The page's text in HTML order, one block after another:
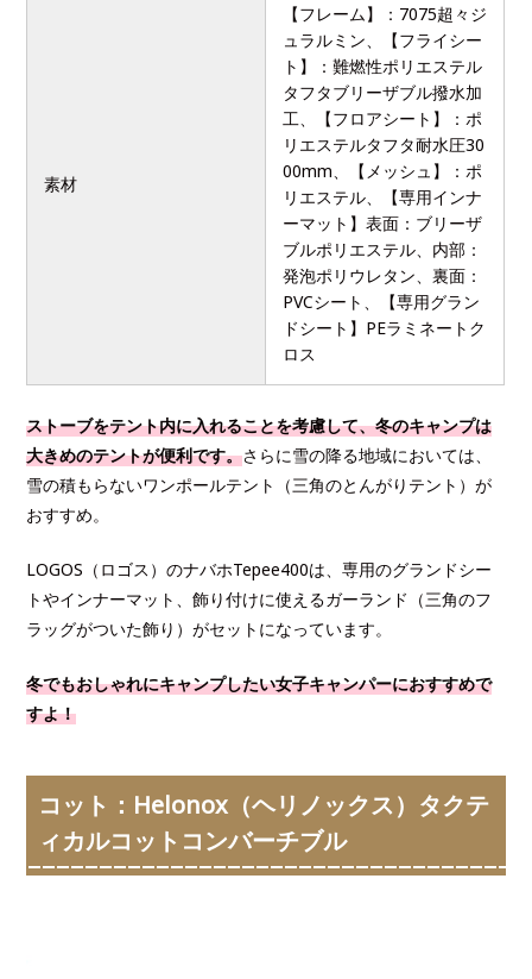
素材
【フレーム】：7075超々ジ
ュラルミン、【フライシー
ト】：難燃性ポリエステル
タフタブリーザブル撥水加
工、【フロアシート】：ポ
リエステルタフタ耐水圧30
00mm、【メッシュ】：ポ
リエステル、【専用インナ
ーマット】表面：ブリーザ
ブルポリエステル、内部：
発泡ポリウレタン、裏面：
PVCシート、【専用グラン
ドシート】PEラミネートク
ロス
ストーブをテント内に入れることを考慮して、冬のキャンプは
大きめのテントが便利です。さらに雪の降る地域においては、
雪の積もらないワンポールテント（三角のとんがりテント）が
おすすめ。
LOGOS（ロゴス）のナバホTepee400は、専用のグランドシー
トやインナーマット、飾り付けに使えるガーランド（三角のフ
ラッグがついた飾り）がセットになっています。
冬でもおしゃれにキャンプしたい女子キャンパーにおすすめで
すよ！
コット：Helonox（ヘリノックス）タクテ
ィカルコットコンバーチブル